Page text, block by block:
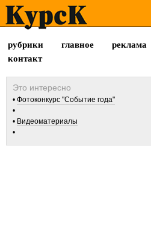
рубрики главное реклама
контакт
Фотоконкурс "Событие года"
Видеоматериалы